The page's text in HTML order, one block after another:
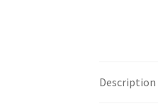
Description